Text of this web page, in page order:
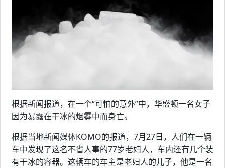
根据新闻报道，在一个“可怕的意外”中，华盛顿一名女子
因为暴露在干冰的烟雾中而身亡。
根据当地新闻媒体KOMO的报道，7月27日，人们在一辆
车中发现了这名不省人事的77岁老妇人，车内还有几个装
有干冰的容器。这辆车的车主是老妇人的儿子，他是一名